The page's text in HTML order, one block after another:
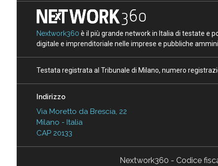
Nextwork360 è il più grande network in Italia di testate e
digitale e imprenditoriale nelle imprese e pubbliche
Testata registrata al Tribunale di Milano, numero
Indirizzo
Via Moretto da Brescia, 22
Milano - Italia
CAP 20133
Nextwork360 - Codice